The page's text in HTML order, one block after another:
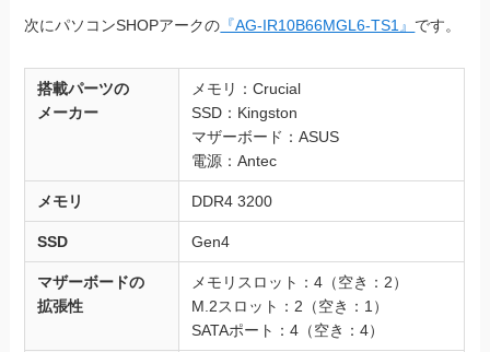
次にパソコンSHOPアークの 『AG-IR10B66MGL6-TS1』 です。
搭載パーツの
メーカー
メモリ：Crucial
SSD：Kingston
マザーボード：ASUS
電源：Antec
メモリ DDR4 3200
SSD Gen4
マザーボードの
拡張性
メモリスロット：4（空き：2）
M.2スロット：2（空き：1）
SATAポート：4（空き：4）